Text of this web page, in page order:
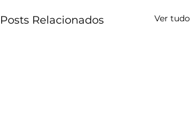
Posts Relacionados Ver tudo